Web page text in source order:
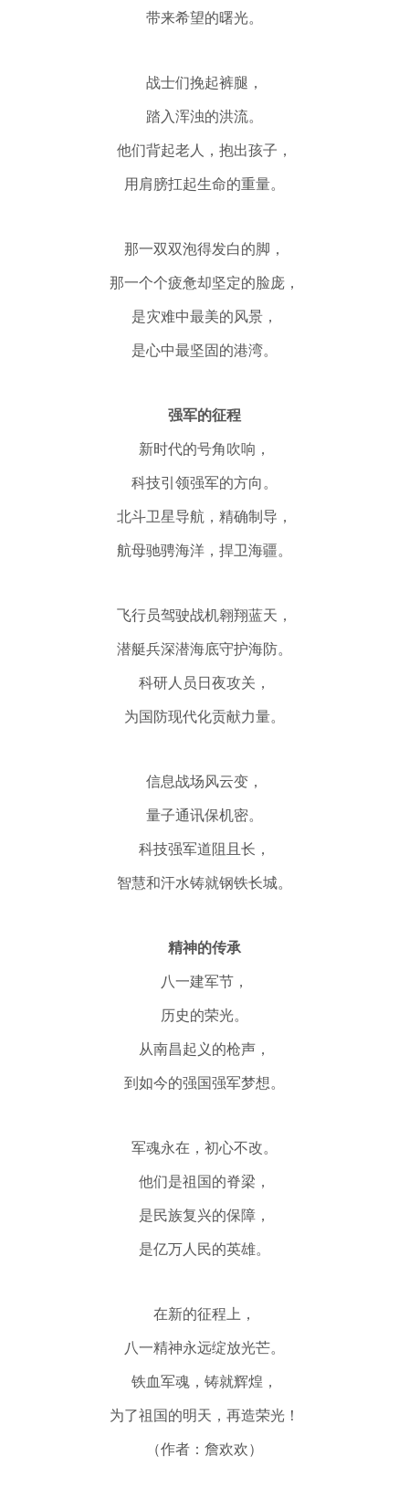
带来希望的曙光。
战士们挽起裤腿，
踏入浑浊的洪流。
他们背起老人，抱出孩子，
用肩膀扛起生命的重量。
那一双双泡得发白的脚，
那一个个疲惫却坚定的脸庞，
是灾难中最美的风景，
是心中最坚固 的港湾。
强军的征程
新时代的号角吹响，
科技引领强军的方向。
北斗卫星导航，精确制导，
航母驰骋海洋，捍卫海疆。
飞行员驾驶战机翱翔蓝天，
潜艇兵深潜海底守护海防。
科研人员日夜攻关，
为国防现代化贡献力量。
信息战场风云变，
量子通讯保机密。
科技强军道阻且长，
智慧和汗水铸就钢铁长城。
精神的传承
八一建军节 ，
历史的荣光。
从南昌起义的枪声，
到如今的强国强军梦想。
军魂永在，初心不改。
他们是祖国的脊梁，
是民族复兴的保障 ，
是亿万人民的英雄。
在新的征程上，
八一精神永远绽放光芒。
铁血军魂，铸就辉煌，
为了祖国的明天，再造荣光 ！
（作者：詹欢欢）